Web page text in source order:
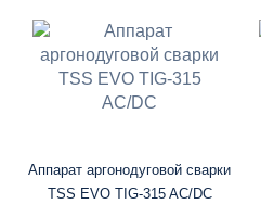
Аппарат аргонодуговой сварки
TSS EVO TIG-315 AC/DC